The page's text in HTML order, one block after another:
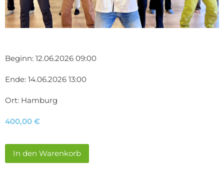
Beginn: 12.06.2026 09:00
Ende: 14.06.2026 13:00
Ort: Hamburg
400,00 €
In den Warenkorb